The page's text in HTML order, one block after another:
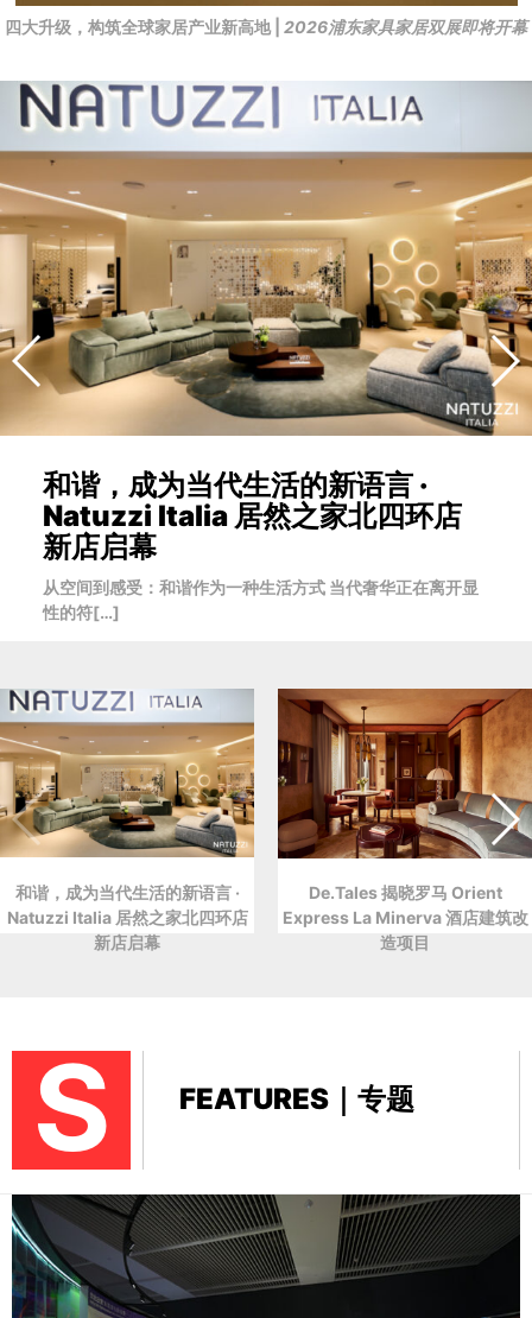
四大升级，构筑全球家居产业新高地 | 2026浦东家具家居双展即将开幕
和谐，成为当代生活的新语言 ·
Natuzzi Italia 居然之家北四环店
新店启幕
从空间到感受：和谐作为一种生活方式 当代奢华正在离开显
性的符[…]
和谐，成为当代生活的新语言 ·
Natuzzi Italia 居然之家北四环店
新店启幕
De.Tales 揭晓罗马 Orient
Express La Minerva 酒店建筑改
造项目
S FEATURES｜专题